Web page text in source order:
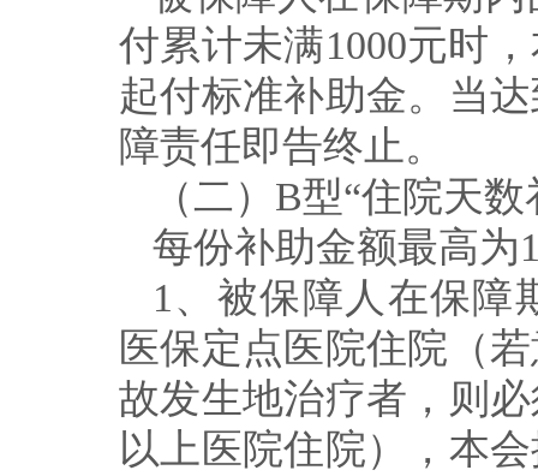
付累计未满1000元时
起付标准补助金。当
障责任即告终止。
（二） B型“住院天数
每份补助金额最高为
1 、被保障人在保障
医保定点医院住院（
故发生地治疗者，则
以上医院住院），本